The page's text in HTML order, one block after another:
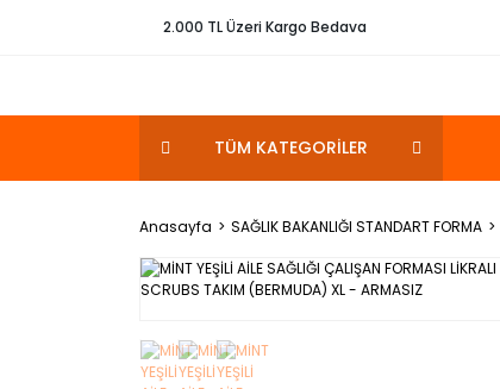
2.000 TL Üzeri Kargo Bedava
TÜM KATEGORİLER
Anasayfa SAĞLIK BAKANLIĞI STANDART FORMA